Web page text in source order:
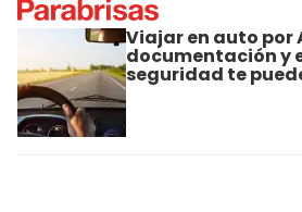
Viajar en auto por
documentación y
seguridad te